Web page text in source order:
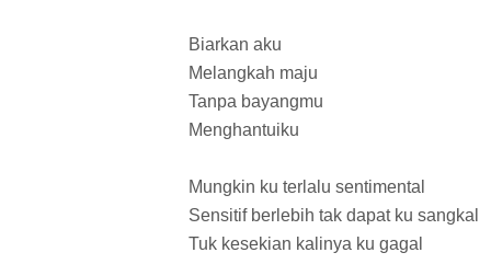
Biarkan aku
Melangkah maju
Tanpa bayangmu
Menghantuiku
Mungkin ku terlalu sentimental
Sensitif berlebih tak dapat ku sangkal
Tuk kesekian kalinya ku gagal